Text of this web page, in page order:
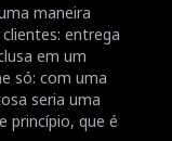
maneira
entrega
em um
só: com uma
seria uma
princípio, que é